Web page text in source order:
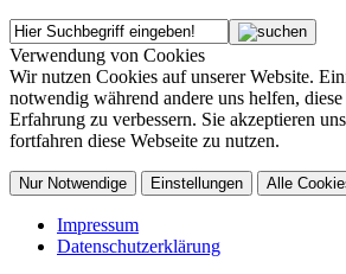
Verwendung von Cookies
Wir nutzen Cookies auf unserer Website.
notwendig während andere uns helfen,
Erfahrung zu verbessern. Sie akzeptieren
fortfahren diese Webseite zu nutzen.
Nur Notwendige Einstellungen Alle
Impressum
Datenschutzerklärung